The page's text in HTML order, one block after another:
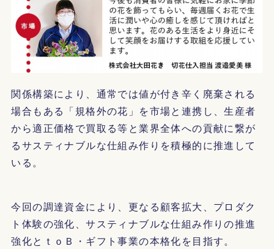
関係構築により、通常では値が付き辛く廃棄される
場合もある「規格外の花」を市場と連携し、生産者
から適正価格で買取る等と業界全体への貢献に繋が
るサスティナブルな仕組み作りを積極的に推進して
いる。
今回の調達資金により、更なる顧客拡大、プロダク
ト体験の強化、サスティナブルな仕組み作りの推進
強化とｔｏＢ・ギフト事業の本格化を目指す。